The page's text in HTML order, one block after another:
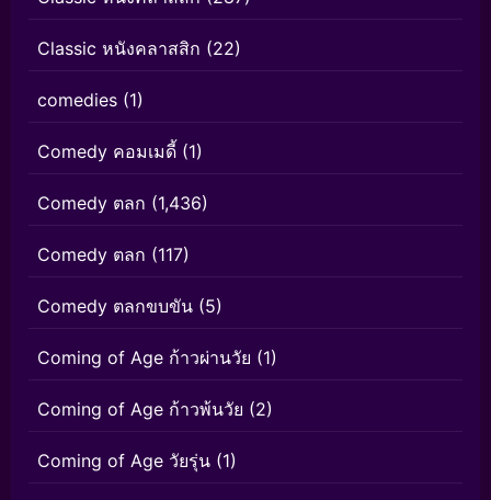
Classic หนังคลาสสิก (22)
comedies (1)
Comedy คอมเมดี้ (1)
Comedy ตลก (1,436)
Comedy ตลก (117)
Comedy ตลกขบขัน (5)
Coming of Age ก้าวผ่านวัย (1)
Coming of Age ก้าวพ้นวัย (2)
Coming of Age วัยรุ่น (1)